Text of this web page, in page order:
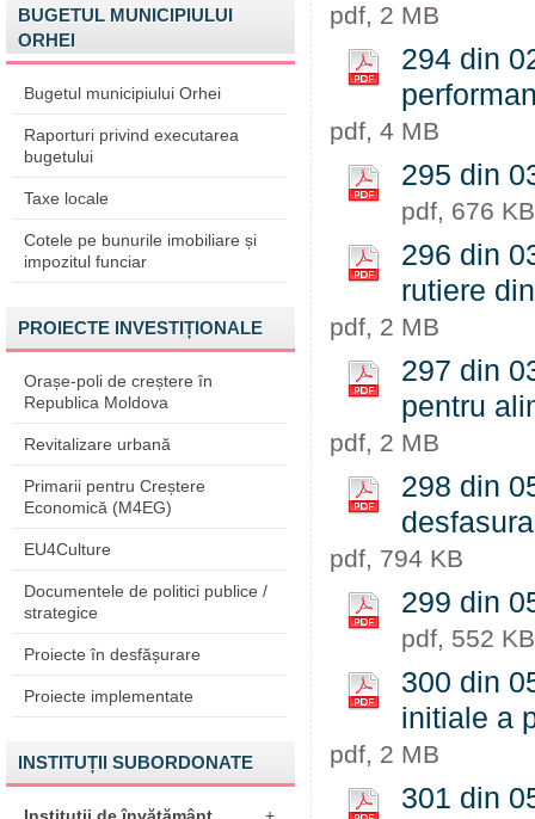
BUGETUL MUNICIPIULUI
ORHEI
Bugetul municipiului Orhei
Raporturi privind executarea
bugetului
Taxe locale
Cotele pe bunurile imobiliare și
impozitul funciar
PROIECTE INVESTIȚIONALE
Orașe-poli de creștere în
Republica Moldova
Revitalizare urbană
Primarii pentru Creștere
Economică (M4EG)
EU4Culture
Documentele de politici publice /
strategice
Proiecte în desfășurare
Proiecte implementate
INSTITUȚII SUBORDONATE
pdf, 2 MB
294 din
pdf, 4 MB
295 din
pdf, 676 KB
296 din
rutiere
pdf, 2 MB
297 din
pentru
pdf, 2 MB
298 din
pdf, 794 KB
299 din
pdf, 552 KB
300 din
initiale a
pdf, 2 MB
301 din